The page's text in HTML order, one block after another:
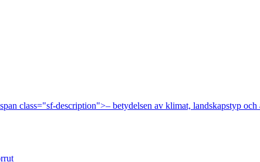
class="sf-description">– betydelsen av klimat, landskapstyp och